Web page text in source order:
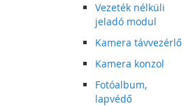
Vezeték nélküli
jeladó modul
Kamera távvezérlő
Kamera konzol
Fotóalbum,
lapvédő